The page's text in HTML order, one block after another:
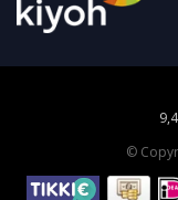
9,4
©